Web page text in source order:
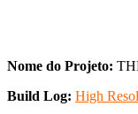
Nome do Projeto:
Build Log: High